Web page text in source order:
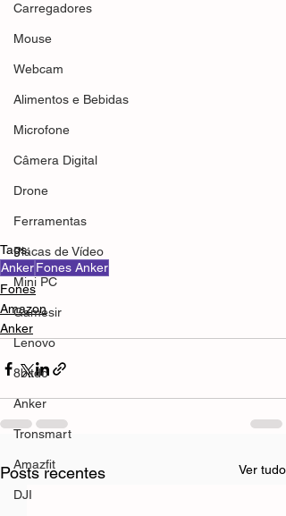
Carregadores
Mouse
Webcam
Alimentos e Bebidas
Microfone
Câmera Digital
Drone
Ferramentas
Placas de Vídeo
Mini PC
Gamesir
Lenovo
8bitdo
Anker
Tronsmart
Amazfit
DJI
Tags:
AnkerFones Anker
Fones
Amazon
Anker
Posts recentes Ver tudo